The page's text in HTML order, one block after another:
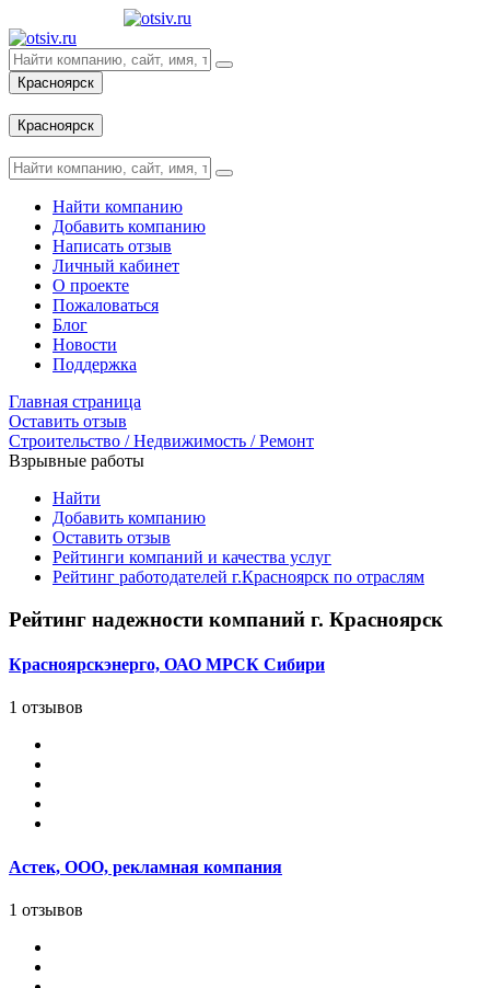
Красноярск
Красноярск
Найти компанию
Добавить компанию
Написать отзыв
Личный кабинет
О проекте
Пожаловаться
Блог
Новости
Поддержка
Главная страница
Оставить отзыв
Строительство / Недвижимость / Ремонт
Взрывные работы
Найти
Добавить компанию
Оставить отзыв
Рейтинги компаний и качества услуг
Рейтинг работодателей г.Красноярск по отраслям
Рейтинг надежности компаний г. Красноярск
Красноярскэнерго, ОАО МРСК Сибири
1 отзывов
Астек, ООО, рекламная компания
1 отзывов